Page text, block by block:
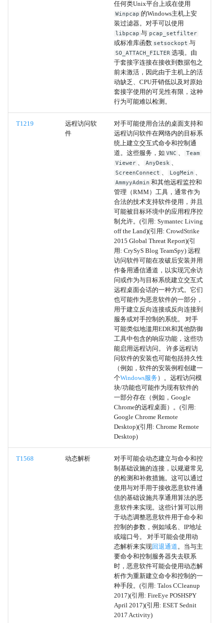
InstallUtil
模板注入
任何类Unix平台上或在使用
Winpcap 的Windows主机上安
装过滤器。对手可以使用
libpcap 与 pcap_setfilter
或标准库函数 setsockopt 与
SO_ATTACH_FILTER 选项。由
于套接字连接在接收到数据包之
前未激活，因此由于主机上的活
动缺乏、CPU开销低以及对原始
套接字使用的可见性有限，这种
行为可能难以检测。
T1219
远程访问软
件
对手可能使用合法的桌面支持和
远程访问软件在网络内的目标系
统上建立交互式命令和控制通
道。这些服务，如 VNC 、
Team
Viewer 、 AnyDesk 、
ScreenConnect 、 LogMein 、
AmmyyAdmin 和其他远程监控和
管理（RMM）工具，通常作为
合法的技术支持软件使用，并且
可能被目标环境中的应用程序控
制允许。(引用: Symantec Living
off the Land)(引用: CrowdStrike
2015 Global Threat Report)(引
用: CrySyS Blog TeamSpy) 远程
访问软件可能在攻破后安装并用
作备用通信通道，以实现冗余访
问或作为与目标系统建立交互式
远程桌面会话的一种方式。它们
也可能作为恶意软件的一部分，
用于建立反向连接或反向连接到
服务或对手控制的系统。 对手
可能类似地滥用EDR和其他防御
工具中包含的响应功能，这些功
能启用远程访问。 许多远程访
问软件的安装也可能包括持久性
（例如，软件的安装例程创建一
个Windows服务 ）。远程访问模
块/功能也可能作为现有软件的
一部分存在（例如，Google
Chrome的远程桌面）。(引用:
Google Chrome Remote
Desktop)(引用: Chrome Remote
Desktop)
T1568 动态解析
对手可能会动态建立与命令和控
制基础设施的连接，以规避常见
的检测和补救措施。这可以通过
使用与对手用于接收恶意软件通
信的基础设施共享通用算法的恶
意软件来实现。这些计算可以用
于动态调整恶意软件用于命令和
控制的参数，例如域名、IP地址
或端口号。 对手可能会使用动
态解析来实现回退通道。当与主
要命令和控制服务器失去联系
时，恶意软件可能会使用动态解
析作为重新建立命令和控制的一
种手段。(引用: Talos CCleanup
2017)(引用: FireEye POSHSPY
April 2017)(引用: ESET Sednit
2017 Activity)